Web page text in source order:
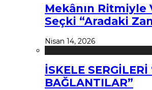
Mekânın Ritmiyle
Seçki “Aradaki
Nisan 14, 2026
İSKELE SERGİLERİ
BAĞLANTILAR”